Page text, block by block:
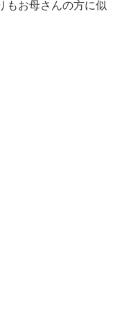
もお母さんの方に似